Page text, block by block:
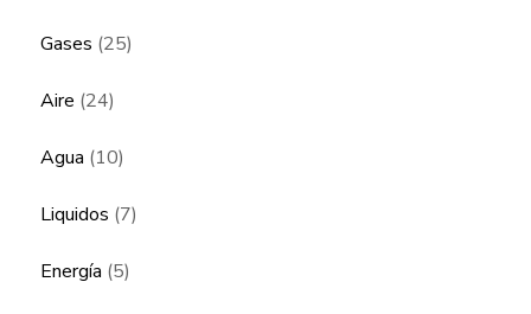
Gases (25)
Aire (24)
Agua (10)
Liquidos (7)
Energía (5)